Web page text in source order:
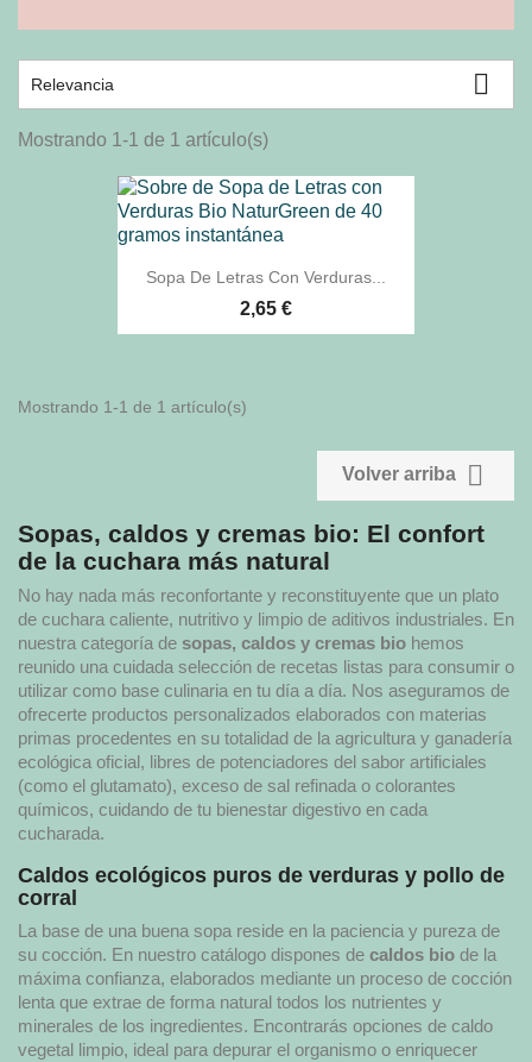
Relevancia 
Mostrando 1-1 de 1 artículo(s)
Sopa De Letras Con Verduras...
2,65 €
Mostrando 1-1 de 1 artículo(s)
Volver arriba 
Sopas, caldos y cremas bio: El confort
de la cuchara más natural
No hay nada más reconfortante y reconstituyente que un plato
de cuchara caliente, nutritivo y limpio de aditivos industriales. En
nuestra categoría de sopas, caldos y cremas bio hemos
reunido una cuidada selección de recetas listas para consumir o
utilizar como base culinaria en tu día a día. Nos aseguramos de
ofrecerte productos personalizados elaborados con materias
primas procedentes en su totalidad de la agricultura y ganadería
ecológica oficial, libres de potenciadores del sabor artificiales
(como el glutamato), exceso de sal refinada o colorantes
químicos, cuidando de tu bienestar digestivo en cada
cucharada.
Caldos ecológicos puros de verduras y pollo de
corral
La base de una buena sopa reside en la paciencia y pureza de
su cocción. En nuestro catálogo dispones de caldos bio de la
máxima confianza, elaborados mediante un proceso de cocción
lenta que extrae de forma natural todos los nutrientes y
minerales de los ingredientes. Encontrarás opciones de caldo
vegetal limpio, ideal para depurar el organismo o enriquecer